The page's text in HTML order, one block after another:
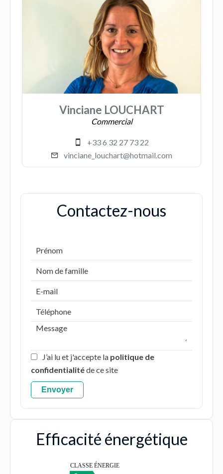
Vinciane LOUCHART
Commercial
+33 6 32 27 73 22
vinciane_louchart@hotmail.com
Contactez-nous
J’ai lu et j'accepte la politique de
confidentialitéde ce site
Envoyer
Efficacité énergétique